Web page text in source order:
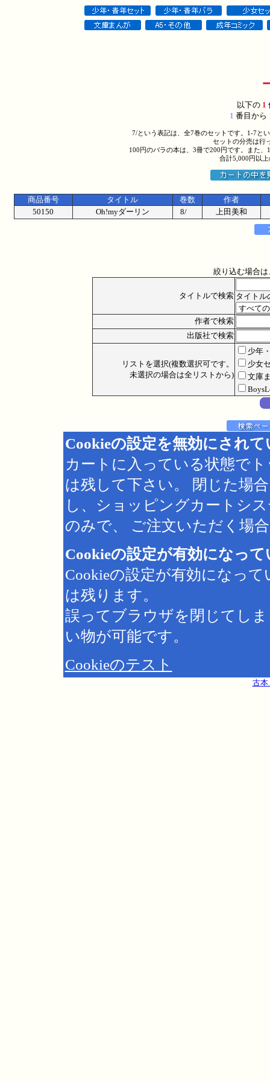
以下の1
1 番目から
7/という表記は、全7巻のセットです。1-7と
セットの分売は行
100円のバラの本は、3冊で200円です。また
合計5,000円以
商品番号 タイトル 巻数
作者
50150
Oh!myダーリン 8/ 上田美和
絞り込む場合
タイトルで検索 タイトル
作者で検索
出版社で検索
リストを選択(複数選択可です。
未選択の場合は全リストから)
少年
少女
文庫
Cookieの設定を無効にされ
カートに入っている状態で
は残して下さい。 閉じた場
し、ショッピングカートシ
のみで、 ご注文いただく場
Cookieの設定が有効になっ
Cookieの設定が有効になっ
は残ります。
誤ってブラウザを閉じてし
い物が可能です。
Cookieのテスト
古本